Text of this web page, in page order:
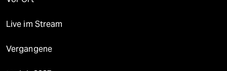
Live im Stream
Vergangene